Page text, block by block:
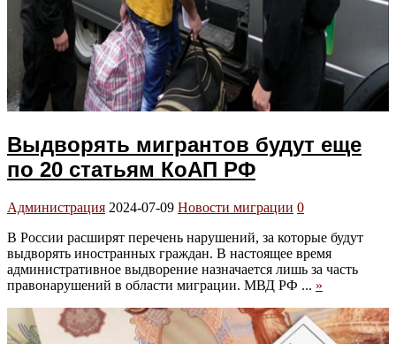
Выдворять мигрантов будут еще
по 20 статьям КоАП РФ
Администрация 2024-07-09 Новости миграции 0
В России расширят перечень нарушений, за которые будут
выдворять иностранных граждан. В настоящее время
административное выдворение назначается лишь за часть
правонарушений в области миграции. МВД РФ ... »